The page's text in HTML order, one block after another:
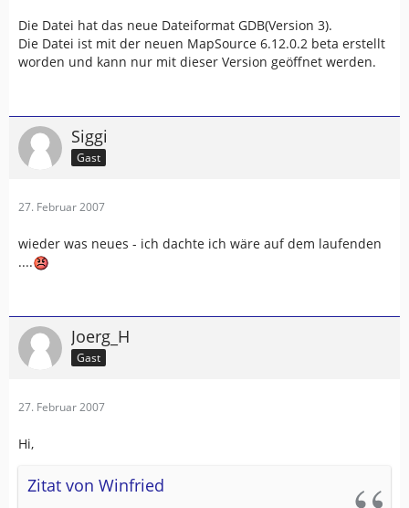
Die Datei hat das neue Dateiformat GDB(Version 3).
Die Datei ist mit der neuen MapSource 6.12.0.2 beta erstellt
worden und kann nur mit dieser Version geöffnet werden.
Siggi
Gast
27. Februar 2007
wieder was neues - ich dachte ich wäre auf dem laufenden
....
Joerg_H
Gast
27. Februar 2007
Hi,
Zitat von Winfried